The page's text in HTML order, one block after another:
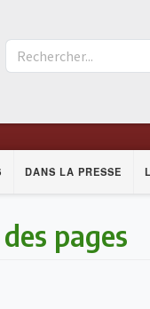
DANS LA PRESSE
pages